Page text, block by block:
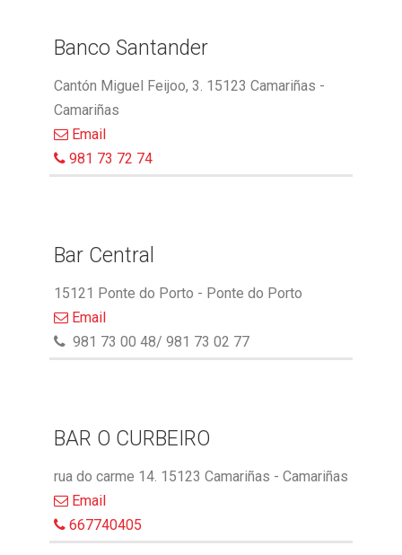
Banco Santander
Cantón Miguel Feijoo, 3. 15123 Camariñas -
Camariñas
Email
981 73 72 74
Bar Central
15121 Ponte do Porto - Ponte do Porto
Email
981 73 00 48/ 981 73 02 77
BAR O CURBEIRO
rua do carme 14. 15123 Camariñas - Camariñas
Email
667740405